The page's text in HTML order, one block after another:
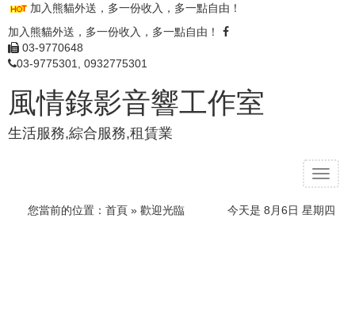
加入熊貓外送，多一份收入，多一點自由！
加入熊貓外送，多一份收入，多一點自由！
03-9770648
03-9775301, 0932775301
風情錄影音響工作室
生活服務,綜合服務,租賃業
T
o
g
今天是 8月6日 星期四
您當前的位置： 首頁 » 歡迎光臨